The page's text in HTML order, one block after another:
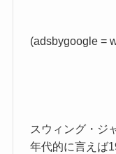
(adsbygoogle =
スウィング・ジ
年代的に言えば